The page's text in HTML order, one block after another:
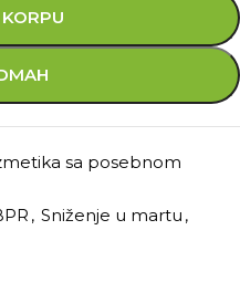
sa posebnom
, Sniženje u martu ,